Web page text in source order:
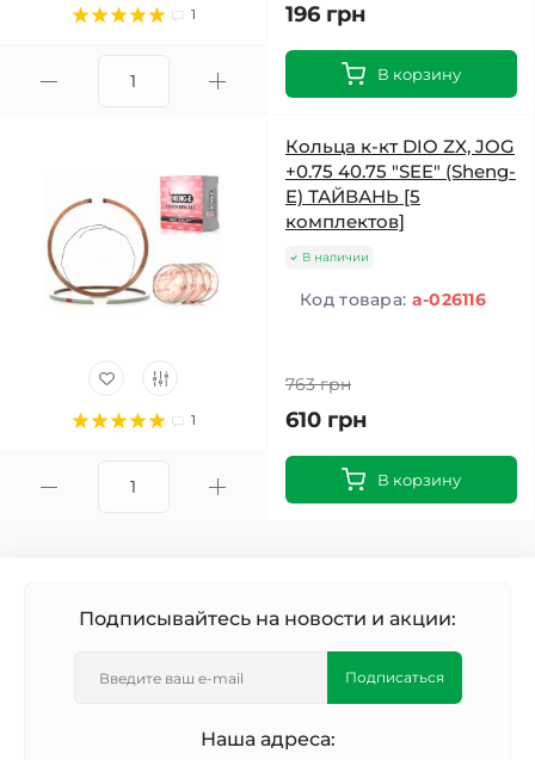
1 196 грн
В корзину
1
Кольца к-кт DIO ZX, JOG
+0.75 40.75 "SEE" (Sheng-
E) ТАЙВАНЬ [5
комплектов]
В наличии
Код товара: a-026116
763 грн
610 грн
В корзину
Подписывайтесь на новости и акции:
Подписаться
Наша адреса: